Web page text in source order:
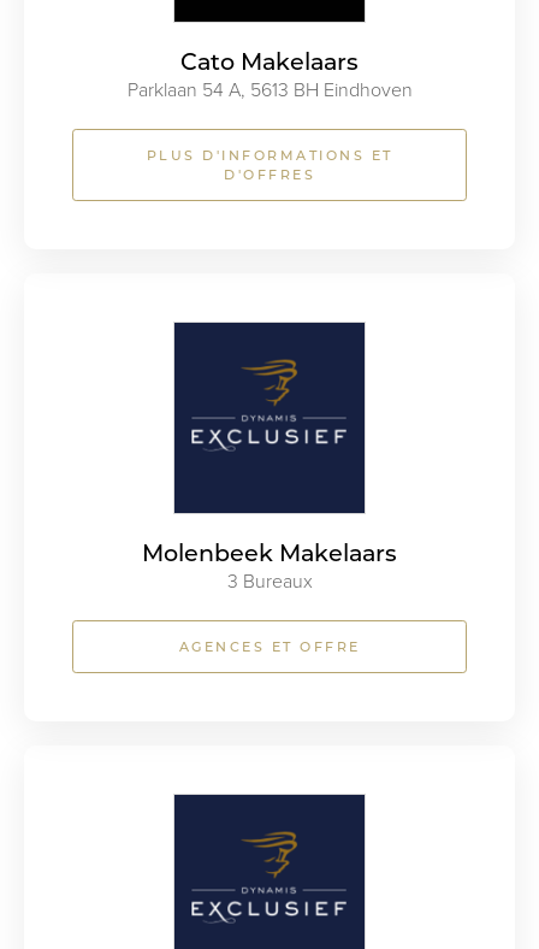
Cato Makelaars
Parklaan 54 A, 5613 BH Eindhoven
PLUS D'INFORMATIONS ET
D'OFFRES
Molenbeek Makelaars
3 Bureaux
AGENCES ET OFFRE